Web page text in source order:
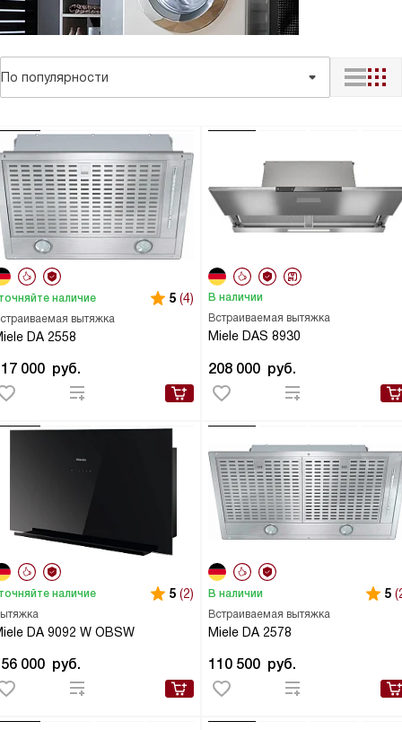
По популярности
вытяжка
DA 2558
наличие 5 (4)
000 руб.
Встраиваемая вытяжка
Miele DAS 8930
В наличии
208 000 руб.
DA 9092 W OBSW
наличие 5 (2)
000 руб.
Встраиваемая вытяжка
Miele DA 2578
В наличии 5
110 500 руб.